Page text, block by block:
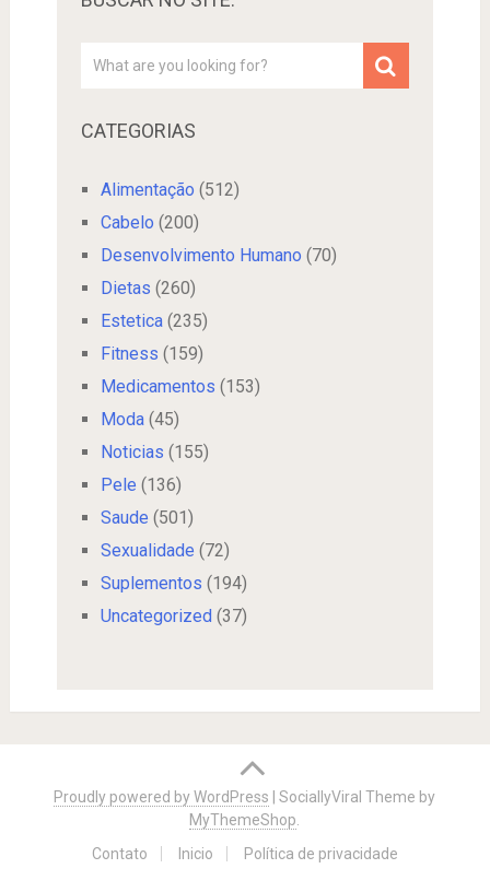
CATEGORIAS
Alimentação (512)
Cabelo (200)
Desenvolvimento Humano (70)
Dietas (260)
Estetica(235)
Fitness (159)
Medicamentos (153)
Moda(45)
Noticias (155)
Pele (136)
Saude (501)
Sexualidade (72)
Suplementos (194)
Uncategorized (37)
Proudly powered by WordPress |SociallyViral Theme by
MyThemeShop.
Contato
Inicio Política de privacidade